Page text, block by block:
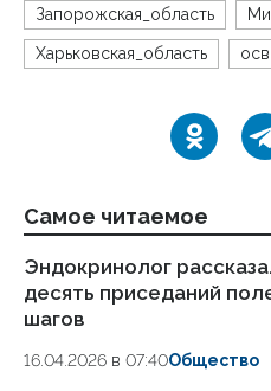
Запорожская_область
Харьковская_область
Самое читаемое
Эндокринолог
десять приседаний
шагов
16.04.2026 в 07:40Общество